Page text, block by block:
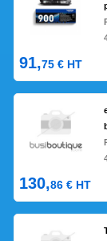
91,75 € HT
130,86 € HT